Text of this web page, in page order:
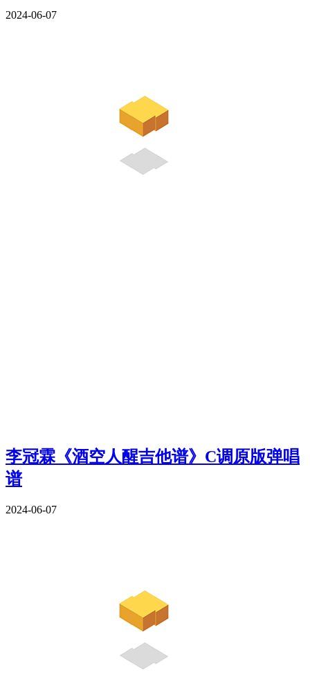
2024-06-07
李冠霖《酒空人醒吉他谱》C调原版弹唱
谱
2024-06-07